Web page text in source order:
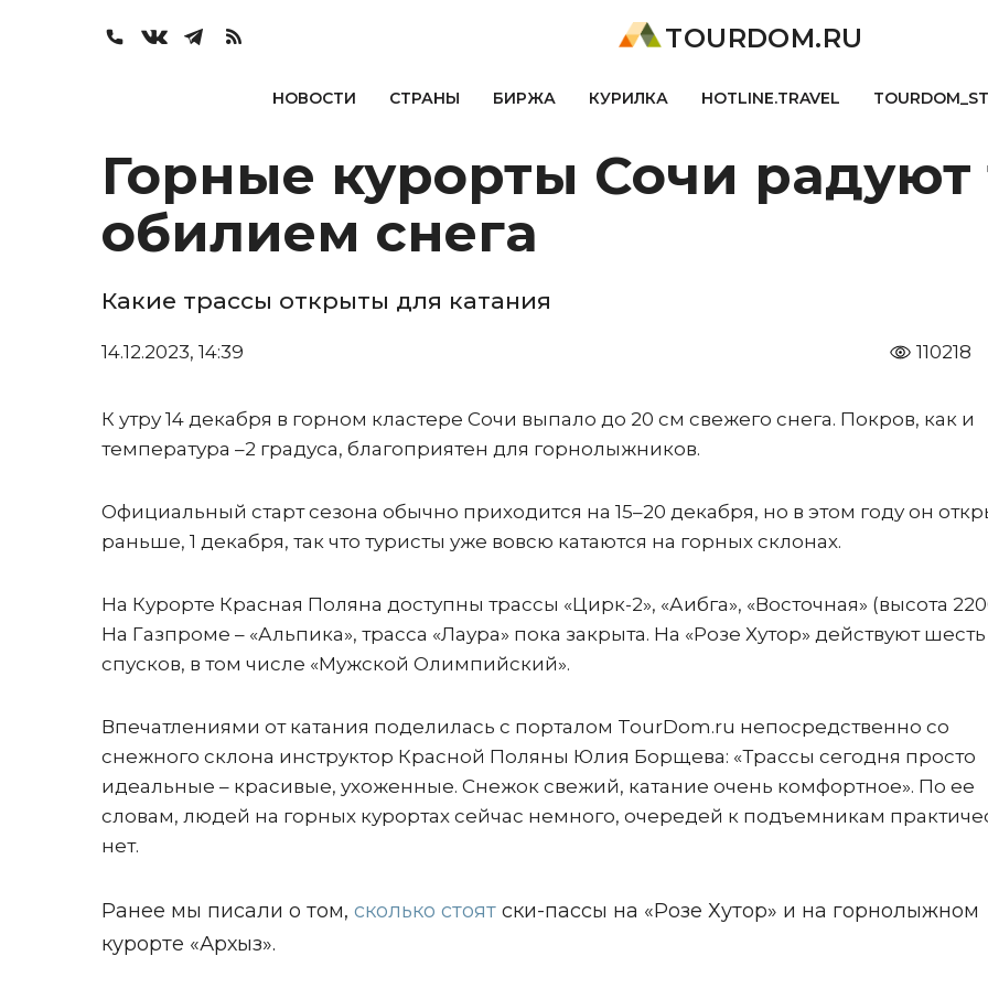
TOURDOM.RU
НОВОСТИ СТРАНЫ БИРЖА КУРИЛКА HOTLINE.TRAVEL
Горные курорты Сочи радуют
обилием снега
Какие трассы открыты для катания
14.12.2023, 14:39 110218
К утру 14 декабря в горном кластере Сочи выпало до 20 см свежего снега. Покров, как и
температура –2 градуса, благоприятен для горнолыжников.
Официальный старт сезона обычно приходится на 15–20 декабря, но в этом году он
раньше, 1 декабря, так что туристы уже вовсю катаются на горных склонах.
На Курорте Красная Поляна доступны трассы «Цирк-2», «Аибга», «Восточная» (высота
На Газпроме – «Альпика», трасса «Лаура» пока закрыта. На «Розе Хутор» действуют шесть
спусков, в том числе «Мужской Олимпийский».
Впечатлениями от катания поделилась с порталом TourDom.ru непосредственно со
снежного склона инструктор Красной Поляны Юлия Борщева: «Трассы сегодня просто
идеальные – красивые, ухоженные. Снежок свежий, катание очень комфортное». По ее
словам, людей на горных курортах сейчас немного, очередей к подъемникам
нет.
Ранее мы писали о том, сколько стоят ски-пассы на «Розе Хутор» и на горнолыжном
курорте «Архыз».